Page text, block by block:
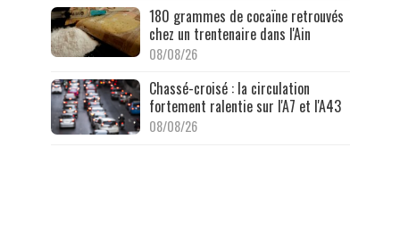
180 grammes de cocaïne retrouvés
chez un trentenaire dans l'Ain
08/08/26
Chassé-croisé : la circulation
fortement ralentie sur l'A7 et l'A43
08/08/26